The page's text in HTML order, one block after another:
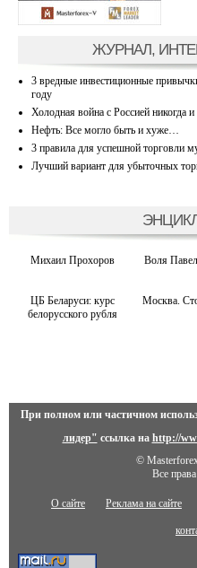
ЖУРНАЛ,
3 вредные инвестиционные
году
Холодная война с Россией никогда и
Нефть: Все могло быть и хуже…
3 правила для успешной торговли
Лучший вариант для убыточных
Михаил Прохоров Воля
ЦБ Беларуси: курс
белорусского рубля
Москва.
При полном или частичном
лидер" ссылка на http://
©
Все
О сайте Реклама на сайте